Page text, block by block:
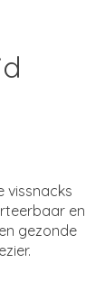
vissnacks
en
gezonde